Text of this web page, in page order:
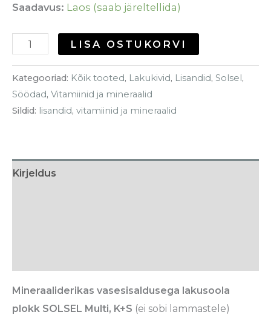
Saadavus: Laos (saab järeltellida)
LISA OSTUKORVI
Kategooriad: Kõik tooted, Lakukivid, Lisandid, Solsel,
Söödad, Vitamiinid ja mineraalid
Sildid: lisandid, vitamiinid ja mineraalid
Kirjeldus
Mineraaliderikas vasesisaldusega lakusoola
plokk SOLSEL Multi, K+S (ei sobi lammastele)